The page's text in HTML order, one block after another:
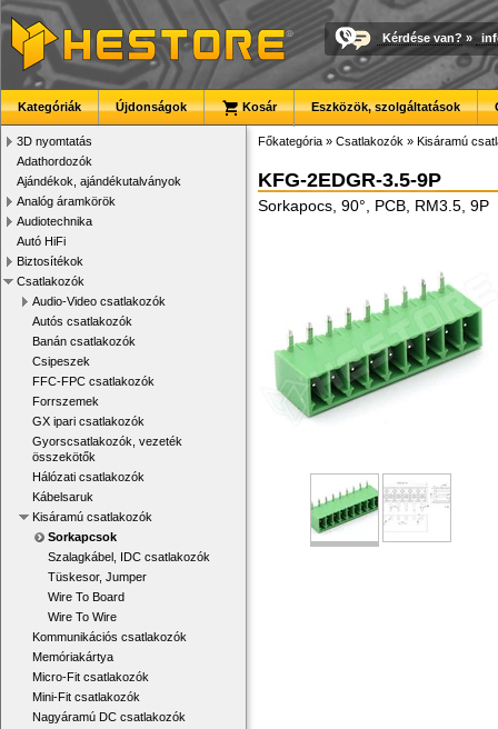
Kérdése van? »
Kategóriák Újdonságok Kosár Eszközök, szolgáltatások
3D nyomtatás
Adathordozók
Ajándékok, ajándékutalványok
Analóg áramkörök
Audiotechnika
Autó HiFi
Biztosítékok
Csatlakozók
Audio-Video csatlakozók
Autós csatlakozók
Banán csatlakozók
Csipeszek
FFC-FPC csatlakozók
Forrszemek
GX ipari csatlakozók
Gyorscsatlakozók, vezeték
összekötők
Hálózati csatlakozók
Kábelsaruk
Kisáramú csatlakozók
Sorkapcsok
Szalagkábel, IDC csatlakozók
Tüskesor, Jumper
Wire To Board
Wire To Wire
Kommunikációs csatlakozók
Memóriakártya
Micro-Fit csatlakozók
Mini-Fit csatlakozók
Nagyáramú DC csatlakozók
Főkategória » Csatlakozók » Kisáramú
KFG-2EDGR-3.5-9P
Sorkapocs, 90°, PCB, RM3.5, 9P